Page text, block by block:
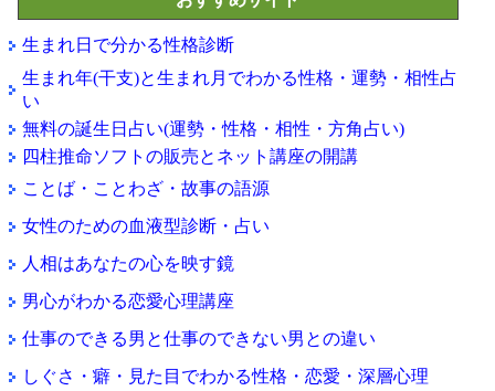
生まれ日で分かる性格診断
生まれ年(干支)と生まれ月でわかる性格・運勢・相性占
い
無料の誕生日占い(運勢・性格・相性・方角占い)
四柱推命ソフトの販売とネット講座の開講
ことば・ことわざ・故事の語源
女性のための血液型診断・占い
人相はあなたの心を映す鏡
男心がわかる恋愛心理講座
仕事のできる男と仕事のできない男との違い
しぐさ・癖・見た目でわかる性格・恋愛・深層心理